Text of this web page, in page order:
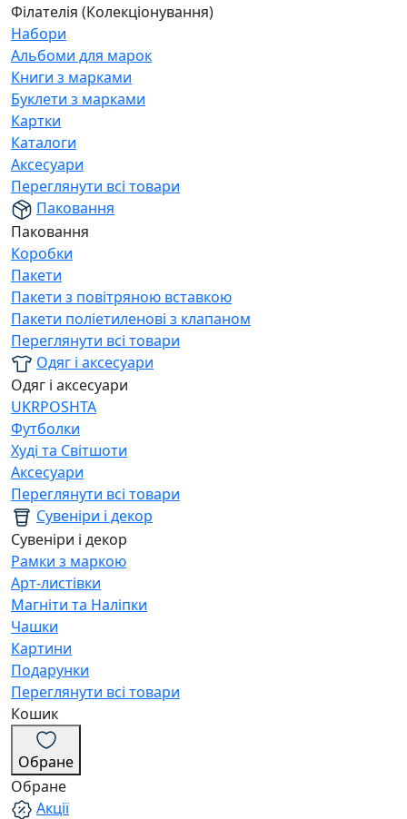
Філателія (Колекціонування)
Набори
Альбоми для марок
Книги з марками
Буклети з марками
Картки
Каталоги
Аксесуари
Переглянути всі товари
Паковання
Паковання
Коробки
Пакети
Пакети з повітряною вставкою
Пакети поліетиленові з клапаном
Переглянути всі товари
Одяг і аксесуари
Одяг і аксесуари
UKRPOSHTA
Футболки
Худі та Світшоти
Аксесуари
Переглянути всі товари
Сувеніри і декор
Сувеніри і декор
Рамки з маркою
Арт-листівки
Магніти та Наліпки
Чашки
Картини
Подарунки
Переглянути всі товари
Кошик
Обране
Обране
Акції